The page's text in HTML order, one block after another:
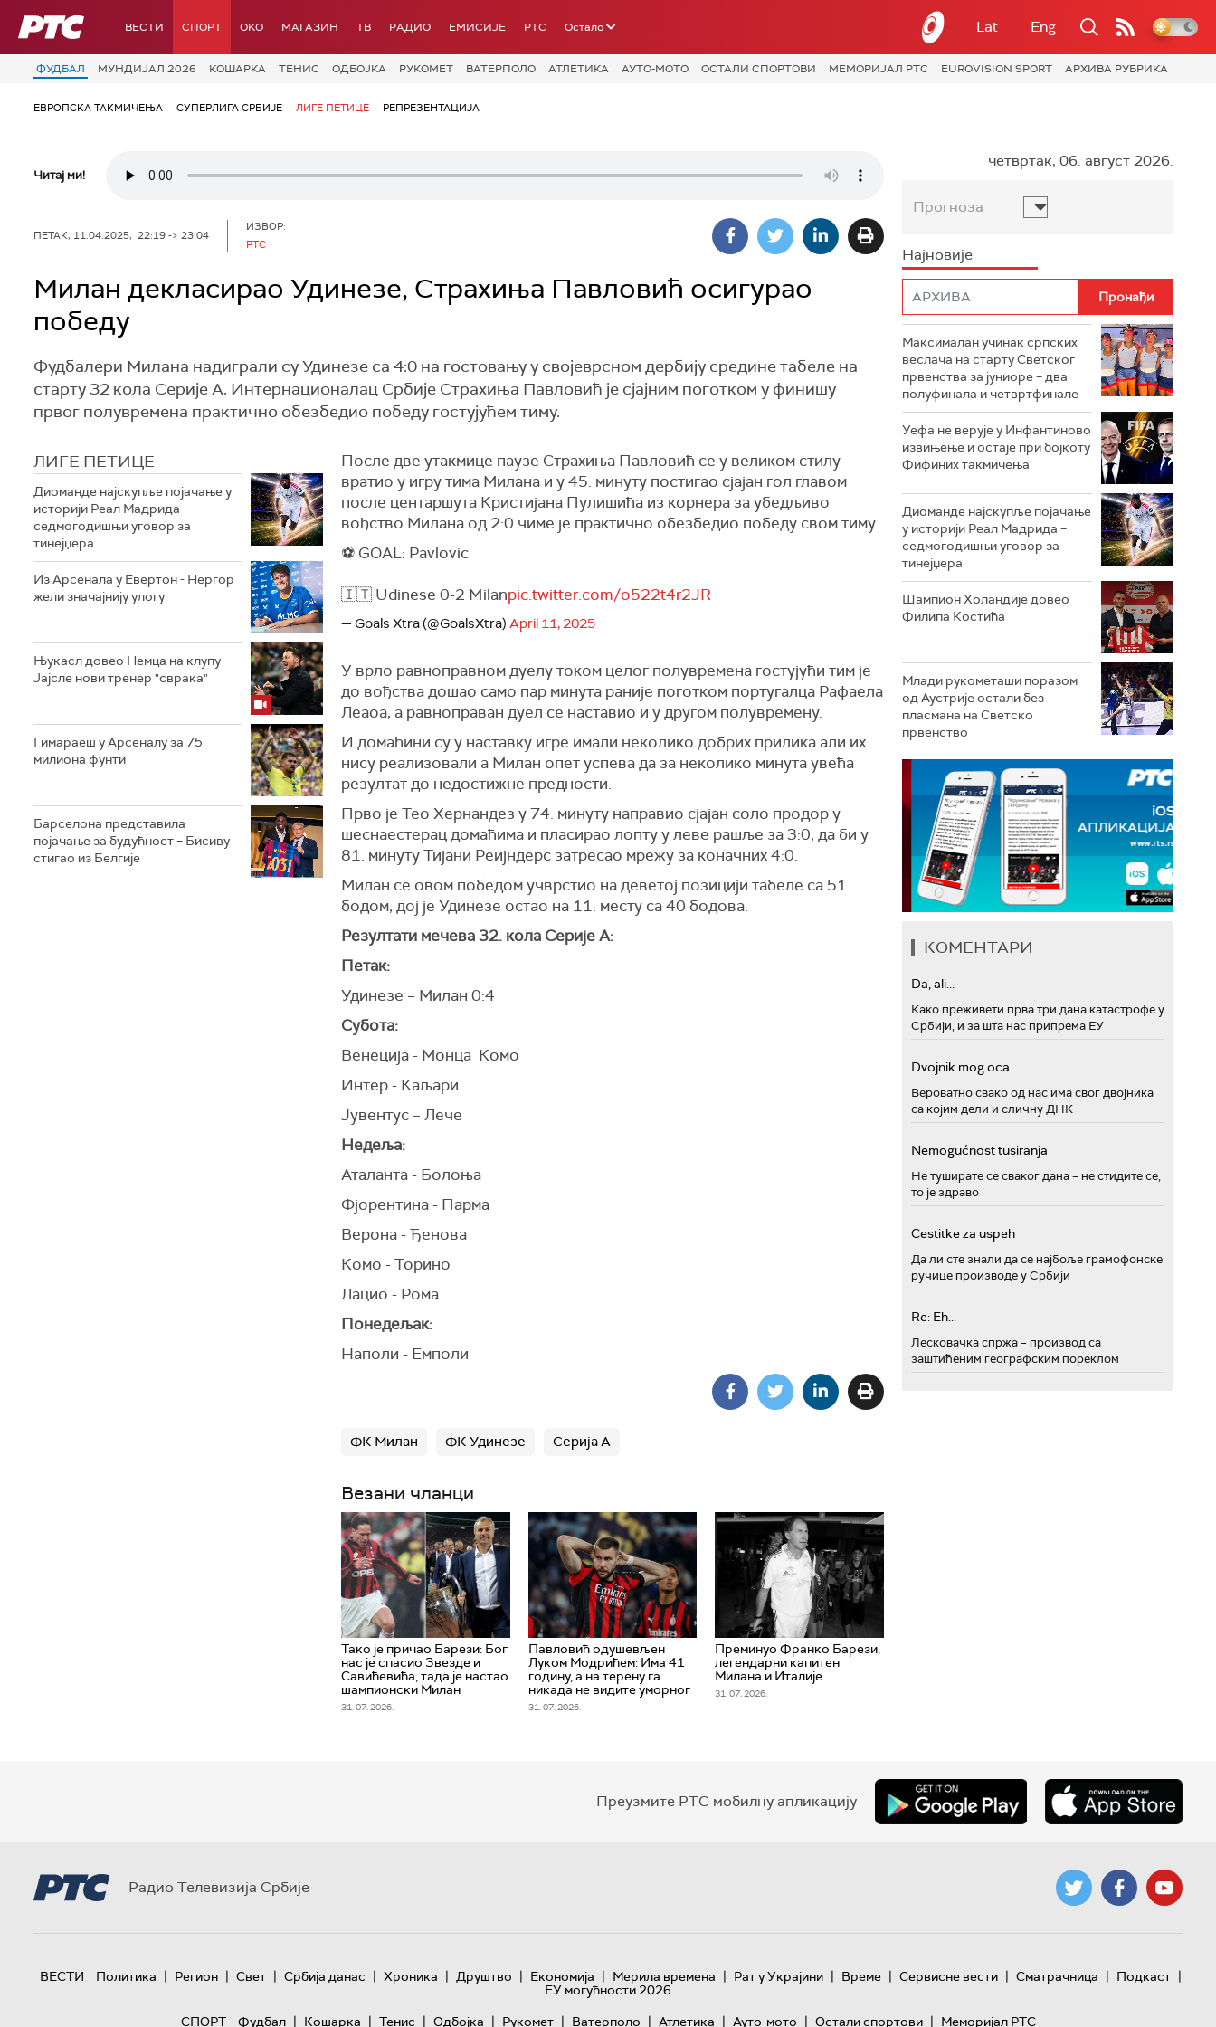
РТС ВЕСТИ СПОРТ OKO МАГАЗИН ТВ РАДИО ЕМИСИЈЕ РТС Остало Lat Eng
ФУДБАЛ МУНДИЈАЛ 2026 КОШАРКА ТЕНИС ОДБОЈКА РУКОМЕТ ВАТЕРПОЛО АТЛЕТИКА АУТО-МОТО ОСТАЛИ СПОРТОВИ МЕМОРИЈАЛ РТС EUROVISION SPORT АРХИВА РУБРИКА
ЕВРОПСКА ТАКМИЧЕЊА СУПЕРЛИГА СРБИЈЕ ЛИГЕ ПЕТИЦЕ РЕПРЕЗЕНТАЦИЈА
Читај ми!
ПЕТАК, 11.04.2025, 22:19 -> 23:04
ИЗВОР:
РТС
Милан декласирао Удинезе, Страхиња Павловић осигурао
победу
Фудбалери Милана надиграли су Удинезе са 4:0 на гостовању у својеврсном дербију средине табеле на
старту 32 кола Серије А. Интернационалац Србије Страхиња Павловић је сјајним поготком у финишу
првог полувремена практично обезбедио победу гостујућем тиму.
ЛИГЕ ПЕТИЦЕ
Диоманде најскупље појачање у
историји Реал Мадрида –
седмогодишњи уговор за
тинејџера
Из Арсенала у Евертон - Нергор
жели значајнију улогу
Њукасл довео Немца на клупу –
Јајсле нови тренер "сврака"
Гимараеш у Арсеналу за 75
милиона фунти
Барселона представила
појачање за будућност – Бисиву
стигао из Белгије
После две утакмице паузе Страхиња Павловић се у великом стилу
вратио у игру тима Милана и у 45. минуту постигао сјајан гол главом
после центаршута Кристијана Пулишића из корнера за убедљиво
вођство Милана од 2:0 чиме је практично обезбедио победу свом тиму.
⚽️ GOAL: Pavlovic
🇮🇹 Udinese 0-2 Milanpic.twitter.com/o522t4r2JR
— Goals Xtra (@GoalsXtra) April 11, 2025
У врло равноправном дуелу током целог полувремена гостујући тим је
до вођства дошао само пар минута раније поготком португалца Рафаела
Леаоа, а равноправан дуел се наставио и у другом полувремену.
И домаћини су у наставку игре имали неколико добрих прилика али их
нису реализовали а Милан опет успева да за неколико минута увећа
резултат до недостижне предности.
Прво је Тео Хернандез у 74. минуту направио сјајан соло продор у
шеснаестерац домаћима и пласирао лопту у леве рашље за 3:0, да би у
81. минуту Тијани Реијндерс затресао мрежу за коначних 4:0.
Милан се овом победом учврстио на деветој позицији табеле са 51.
бодом, дој је Удинезе остао на 11. месту са 40 бодова.
Резултати мечева 32. кола Серије А:
Петак:
Удинезе – Милан 0:4
Субота:
Венеција - Монца Комо
Интер - Каљари
Јувентус – Лече
Недеља:
Аталанта - Болоња
Фјорентина - Парма
Верона - Ђенова
Комо - Торино
Лацио - Рома
Понедељак:
Наполи - Емполи
ФК Милан ФК Удинезе Серија А
Везани чланци
Тако је причао Барези: Бог
нас је спасио Звезде и
Савићевића, тада је настао
шампионски Милан
31. 07. 2026.
Павловић одушевљен
Луком Модрићем: Има 41
годину, а на терену га
никада не видите уморног
31. 07. 2026.
Преминуо Франко Барези,
легендарни капитен
Милана и Италије
31. 07. 2026.
четвртак, 06. август 2026.
Прогноза
Најновије
Максималан учинак српских
веслача на старту Светског
првенства за јуниоре – два
полуфинала и четвртфинале
Уефа не верује у Инфантиново
извињење и остаје при бојкоту
Фифиних такмичења
Диоманде најскупље појачање
у историји Реал Мадрида –
седмогодишњи уговор за
тинејџера
Шампион Холандије довео
Филипа Костића
Млади рукометаши поразом
од Аустрије остали без
пласмана на Светско
првенство
КОМЕНТАРИ
Da, ali...
Како преживети прва три дана катастрофе у
Србији, и за шта нас припрема ЕУ
Dvojnik mog oca
Вероватно свако од нас има свог двојника
са којим дели и сличну ДНК
Nemogućnost tusiranja
Не туширате се сваког дана – не стидите се,
то је здраво
Cestitke za uspeh
Да ли сте знали да се најбоље грамофонске
ручице производе у Србији
Re: Eh...
Лесковачка спржа – производ са
заштићеним географским пореклом
Преузмите РТС мобилну апликацију
Радио Телевизија Србије
ВЕСТИ Политика | Регион | Свет | Србија данас | Хроника | Друштво | Економија | Мерила времена | Рат у Украјини | Време | Сервисне вести | Сматрачница | Подкаст |
ЕУ могућности 2026
СПОРТ
Фудбал | Кошарка | Тенис | Одбојка | Рукомет | Ватерполо | Атлетика | Ауто-мото | Остали спортови | Меморијал РТС